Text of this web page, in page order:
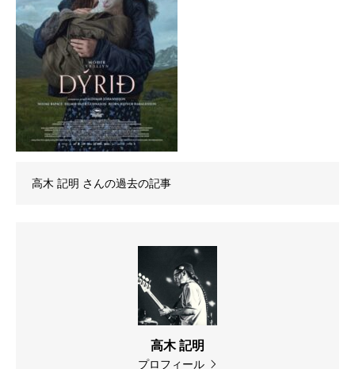
高木 記明 さんの過去の記事
高木 記明
プロフィール